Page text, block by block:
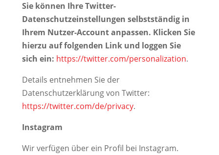
Sie können Ihre Twitter-
Datenschutzeinstellungen selbstständig in
Ihrem Nutzer-Account anpassen. Klicken Sie
hierzu auf folgenden Link und loggen Sie
sich ein: https://twitter.com/personalization.
Details entnehmen Sie der
Datenschutzerklärung von Twitter:
https://twitter.com/de/privacy.
Instagram
Wir verfügen über ein Profil bei Instagram.